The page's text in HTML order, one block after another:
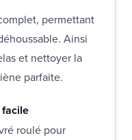
permettant
Ainsi
et nettoyer la
parfaite.
roulé pour